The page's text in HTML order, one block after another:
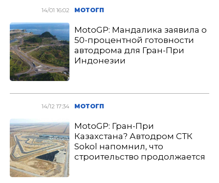
14/01 16:02 МОТОГП
MotoGP: Мандалика заявила о
50-процентной готовности
автодрома для Гран-При
Индонезии
14/12 17:34 МОТОГП
MotoGP: Гран-При
Казахстана? Автодром СТК
Sokol напомнил, что
строительство продолжается